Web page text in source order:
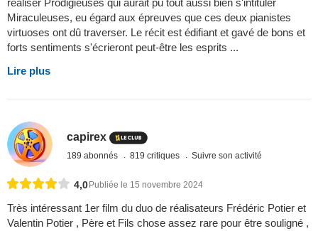
Miraculeuses, eu égard aux épreuves que ces deux pianistes
virtuoses ont dû traverser. Le récit est édifiant et gavé de bons et
forts sentiments s'écrieront peut-être les esprits ...
Lire plus
capirex
189 abonnés 819 critiques Suivre son activité
4,0 Publiée le 15 novembre 2024
Très intéressant 1er film du duo de réalisateurs Frédéric Potier et
Valentin Potier , Père et Fils chose assez rare pour être souligné ,